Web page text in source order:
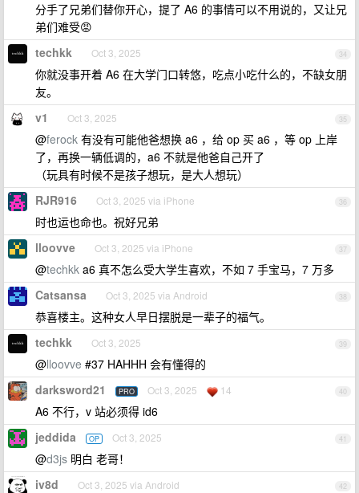
分手了兄弟们替你开心，提了 A6 的事情可以不用说的，又让兄
弟们难受😡
34
techkk Oct 3, 2025
你就没事开着 A6 在大学门口转悠，吃点小吃什么的，不缺女朋
友。
35
v1 Oct 3, 2025
@ferock 有没有可能他爸想换 a6 ，给 op 买 a6 ，等 op 上岸
了，再换一辆低调的，a6 不就是他爸自己开了
（玩具有时候不是孩子想玩，是大人想玩）
36
RJR916 Oct 3, 2025 via iPhone
时也运也命也。祝好兄弟
37
lloovve Oct 3, 2025 via iPhone
@techkk a6 真不怎么受大学生喜欢，不如 7 手宝马，7 万多
38
Catsansa Oct 3, 2025 via Android
恭喜楼主。这种女人早日摆脱是一辈子的福气。
39
techkk Oct 3, 2025
@lloovve #37 HAHHH 会有懂得的
40
darksword21 PRO Oct 3, 2025 14
A6 不行，v 站必须得 id6
41
jeddida OP Oct 3, 2025
@d3js 明白 老哥！
42
iv8d Oct 3, 2025 via Android